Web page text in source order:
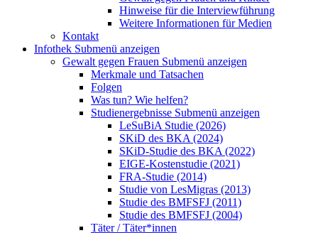
Hinweise für die Interviewführung
Weitere Informationen für Medien
Kontakt
Infothek Submenü anzeigen
Gewalt gegen Frauen Submenü anzeigen
Merkmale und Tatsachen
Folgen
Was tun? Wie helfen?
Studienergebnisse Submenü anzeigen
LeSuBiA Studie (2026)
SKiD des BKA (2024)
SKiD-Studie des BKA (2022)
EIGE-Kostenstudie (2021)
FRA-Studie (2014)
Studie von LesMigras (2013)
Studie des BMFSFJ (2011)
Studie des BMFSFJ (2004)
Täter / Täter*innen